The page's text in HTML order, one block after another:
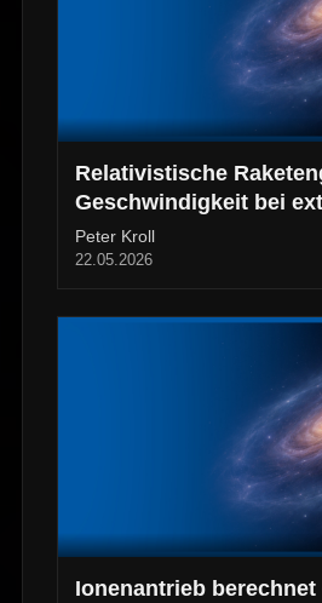
Relativistische
Geschwindigkeit bei
Treibstoffausstoß
Peter Kroll
22.05.2026
Ionenantrieb berechnet